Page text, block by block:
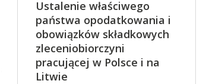
Ustalenie właściwego
państwa opodatkowania i
obowiązków składkowych
zleceniobiorczyni
pracującej w Polsce i na
Litwie